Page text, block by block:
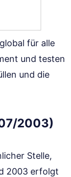
für alle
und testen
und die
2003)
Stelle,
2003 erfolgt